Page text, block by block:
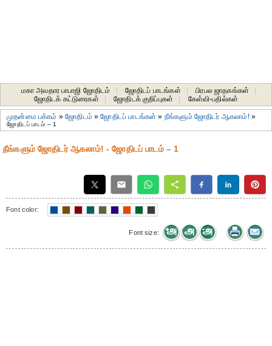
மகா அவதார பாபாஜி ஜோதிடம் ஜோதிடப் பாடங்கள் பிரபல ஜாதகங்கள்
ஜோதிடக் கட்டுரைகள்
ஜோதிடக் குறிப்புகள் கேள்வி-பதில்கள்
முதன்மை பக்கம் »ஜோதிடம் »ஜோதிடப் பாடங்கள் » நீங்களும் ஜோதிடர் ஆகலாம்!»
ஜோதிடப் பாடம் – 1
நீங்களும் ஜோதிடர் ஆகலாம்! - ஜோதிடப் பாடம் – 1
Font color:
Font size: